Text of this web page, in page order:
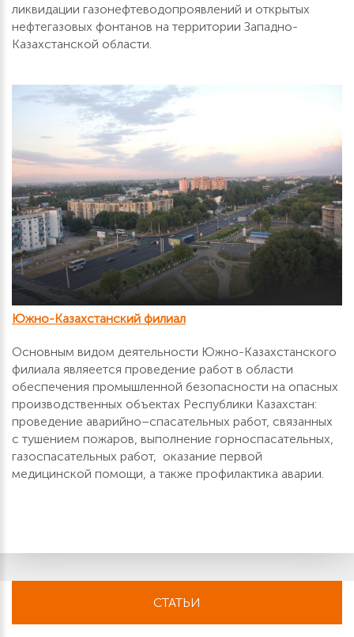
ликвидации газонефтеводопроявлений и открытых
нефтегазовых фонтанов на территории Западно-
Казахстанской области.
Южно-Казахстанский филиал
Основным видом деятельности Южно-Казахстанского
филиала являеется проведение работ в области
обеспечения промышленной безопасности на опасных
производственных объектах Республики Казахстан:
проведение аварийно–спасательных работ, связанных
с тушением пожаров, выполнение горноспасательных,
газоспасательных работ, оказание первой
медицинской помощи, а также профилактика аварии.
СТАТЬИ